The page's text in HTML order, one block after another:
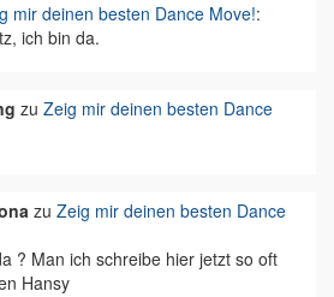
mir deinen besten Dance Move!:
ich bin da.
zu Zeig mir deinen besten Dance
zu Zeig mir deinen besten Dance
? Man ich schreibe hier jetzt so oft
Hansy